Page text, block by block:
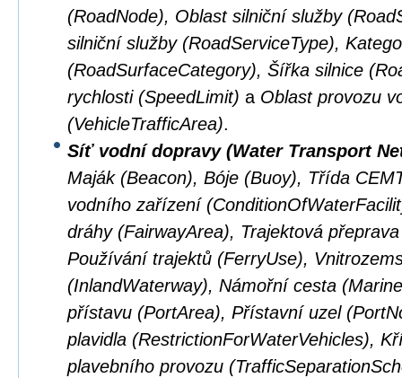
(RoadNode), Oblast silniční služby
silniční služby (RoadServiceType),
(RoadSurfaceCategory), Šířka silnice
rychlosti (SpeedLimit) a Oblast provozu
(VehicleTrafficArea).
Síť vodní dopravy (Water Transport
Maják (Beacon), Bóje (Buoy), Třída
vodního zařízení
dráhy (FairwayArea), Trajektová
Používání trajektů (FerryUse),
(InlandWaterway), Námořní cesta
přístavu (PortArea), Přístavní uzel
plavidla (RestrictionForWaterVehicles),
plavebního provozu